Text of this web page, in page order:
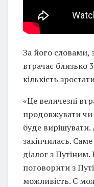
За його словами,
втрачає близько
кількість
«Це величезні
продовжувати
буде
закінчилась.
діалог з Путіним.
поговорити з
можливість. Є